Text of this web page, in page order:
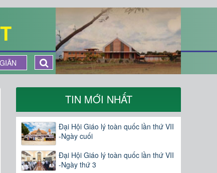
TIN MỚI NHẤT
Đại Hội Giáo lý toàn quốc lần thứ VII
-Ngày cuối
Đại Hội Giáo lý toàn quốc lần thứ VII
-Ngày thứ 3